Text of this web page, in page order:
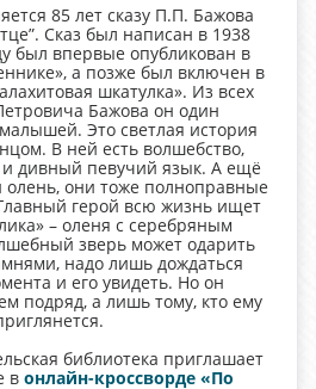
85 лет сказу П.П. Бажова
Сказ был написан в 1938
был впервые опубликован в
а позже был включен в
шкатулка». Из всех
Бажова он один
Это светлая история
В ней есть волшебство,
и дивный певучий язык. А ещё
олень, они тоже полноправные
герой всю жизнь ищет
– оленя с серебряным
зверь может одарить
надо лишь дождаться
и его увидеть. Но он
подряд, а лишь тому, кто ему
библиотека приглашает
в онлайн-кроссворде «По